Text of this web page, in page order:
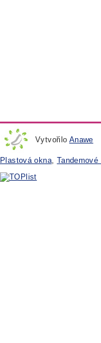
Vytvořilo Anawe
Plastová okna,